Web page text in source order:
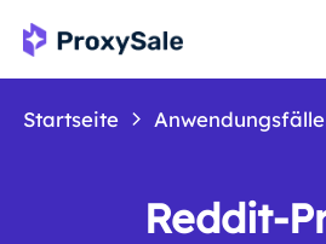
Startseite Anwendungsfälle
Reddit-